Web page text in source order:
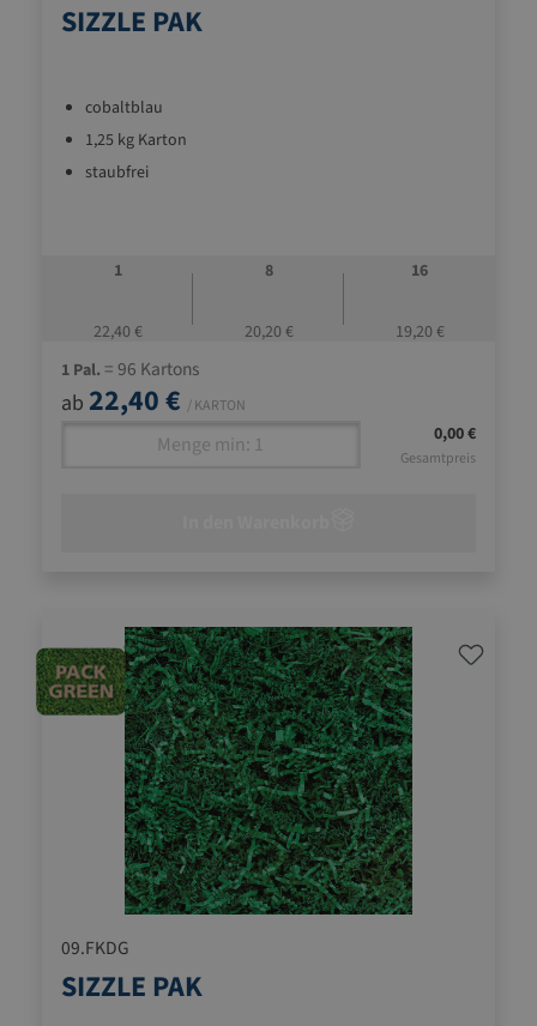
SIZZLE PAK
cobaltblau
1,25 kg Karton
staubfrei
1
22,40 €
8
20,20 €
16
19,20 €
1 Pal. = 96 Kartons
ab 22,40 € / KARTON
0,00 €
Gesamtpreis
09.FKDG
SIZZLE PAK